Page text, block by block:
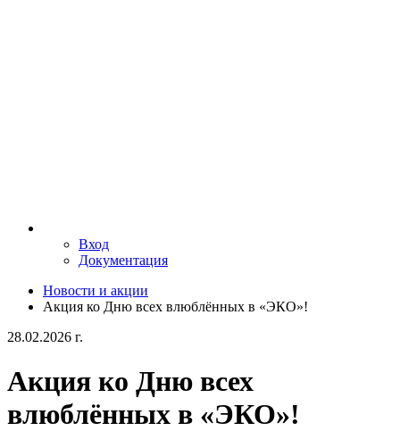
Вход
Документация
Новости и акции
Акция ко Дню всех влюблённых в «ЭКО»!
28.02.2026 г.
Акция ко Дню всех
влюблённых в «ЭКО»!